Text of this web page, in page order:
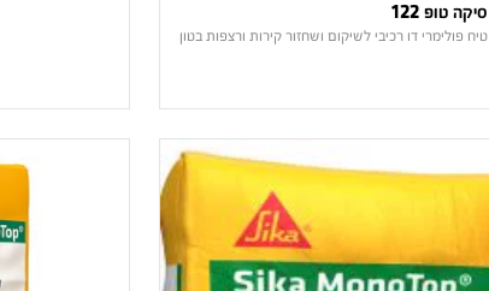
סיקה טופ 122
טיח פולימרי דו רכיבי לשיקום ושחזור קירות ורצפות בטון